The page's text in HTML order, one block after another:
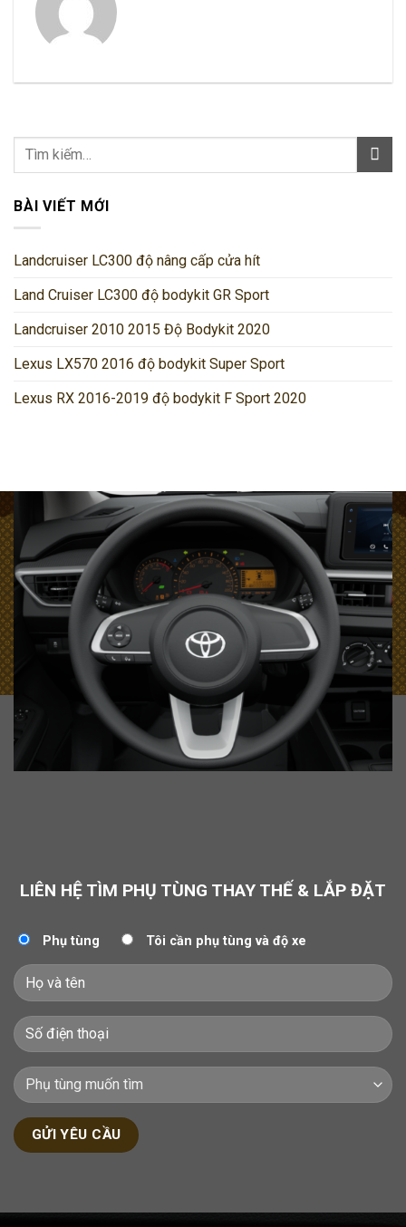
BÀI VIẾT MỚI
Landcruiser LC300 độ nâng cấp cửa hít
Land Cruiser LC300 độ bodykit GR Sport
Landcruiser 2010 2015 Độ Bodykit 2020
Lexus LX570 2016 độ bodykit Super Sport
Lexus RX 2016-2019 độ bodykit F Sport 2020
LIÊN HỆ TÌM PHỤ TÙNG THAY THẾ & LẮP ĐẶT
Phụ tùng Tôi cần phụ tùng và độ xe